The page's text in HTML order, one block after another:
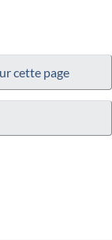
cette page